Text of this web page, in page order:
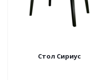
Стол Сириус